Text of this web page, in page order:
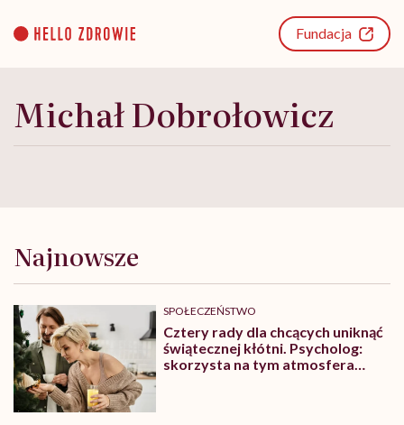
content
Fundacja
Michał Dobrołowicz
Najnowsze
SPOŁECZEŃSTWO
Cztery rady dla chcących uniknąć
świątecznej kłótni. Psycholog:
skorzysta na tym atmosfera